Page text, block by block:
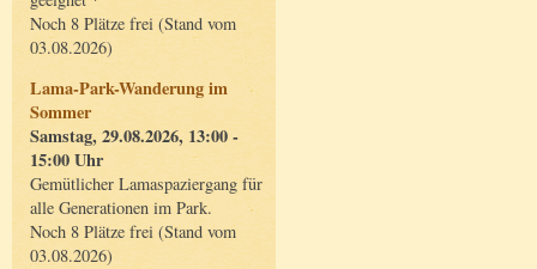
Noch 8 Plätze frei (Stand vom
03.08.2026)
Lama-Park-Wanderung im
Sommer
Samstag, 29.08.2026, 13:00 -
15:00 Uhr
Gemütlicher Lamaspaziergang für
alle Generationen im Park.
Noch 8 Plätze frei (Stand vom
03.08.2026)